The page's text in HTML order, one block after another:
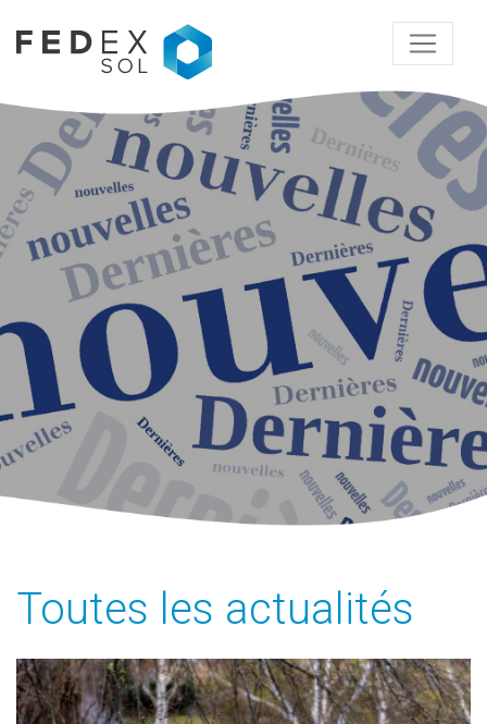
Toutes les actualités